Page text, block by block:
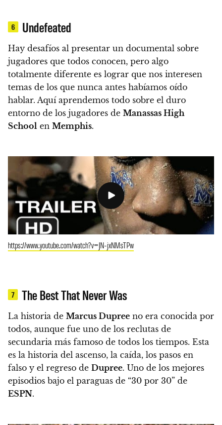
6 Undefeated
Hay desafíos al presentar un documental sobre
jugadores que todos conocen, pero algo
totalmente diferente es lograr que nos interesen
temas de los que nunca antes habíamos oído
hablar. Aquí aprendemos todo sobre el duro
entorno de los jugadores de Manassas High
School en Memphis.
https://www.youtube.com/watch?v=JN-jxNMsTPw
7 The Best That Never Was
La historia de Marcus Dupree no era conocida por
todos, aunque fue uno de los reclutas de
secundaria más famoso de todos los tiempos. Esta
es la historia del ascenso, la caída, los pasos en
falso y el regreso de Dupree. Uno de los mejores
episodios bajo el paraguas de “30 por 30” de
ESPN.